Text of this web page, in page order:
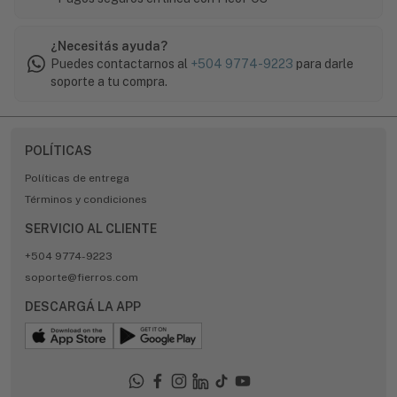
¿Necesitás ayuda?
Puedes contactarnos al +504 9774-9223 para darle
soporte a tu compra.
POLÍTICAS
Políticas de entrega
Términos y condiciones
SERVICIO AL CLIENTE
+504 9774-9223
soporte@fierros.com
DESCARGÁ LA APP